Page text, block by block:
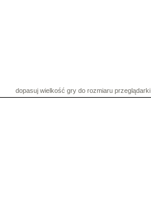
dopasuj wielkość gry do rozmiaru przeglądarki